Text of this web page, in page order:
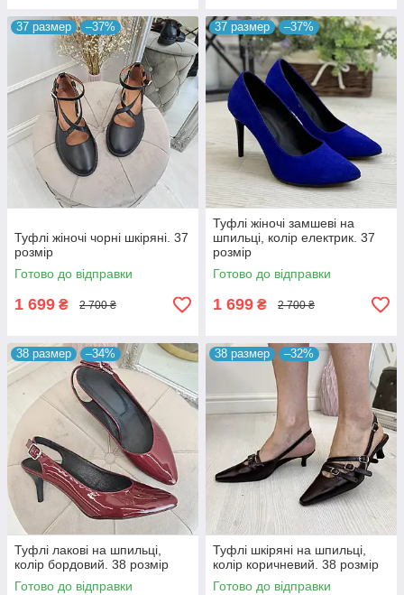
37 размер –37%
Туфлі жіночі чорні шкіряні. 37
розмір
Готово до відправки
1 699 ₴ 2 700 ₴
37 размер –37%
Туфлі жіночі замшеві на
шпильці, колір електрик. 37
розмір
Готово до відправки
1 699 ₴ 2 700 ₴
38 размер –34%
Туфлі лакові на шпильці,
колір бордовий. 38 розмір
Готово до відправки
38 размер –32%
Туфлі шкіряні на шпильці,
колір коричневий. 38 розмір
Готово до відправки